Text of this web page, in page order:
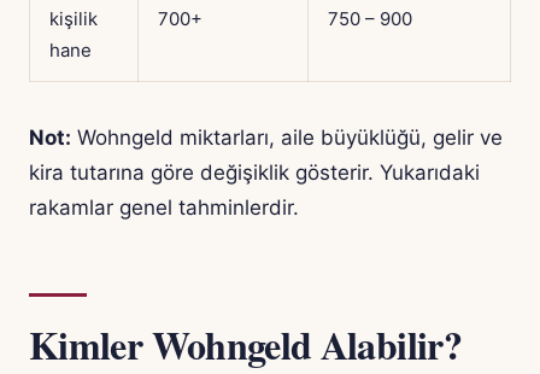
kişilik
hane
700+ 750 – 900
Not: Wohngeld miktarları, aile büyüklüğü, gelir ve
kira tutarına göre değişiklik gösterir. Yukarıdaki
rakamlar genel tahminlerdir.
Kimler Wohngeld Alabilir?